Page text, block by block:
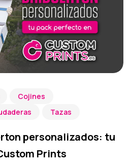
Cojines
Tazas
personalizados: tu
Prints